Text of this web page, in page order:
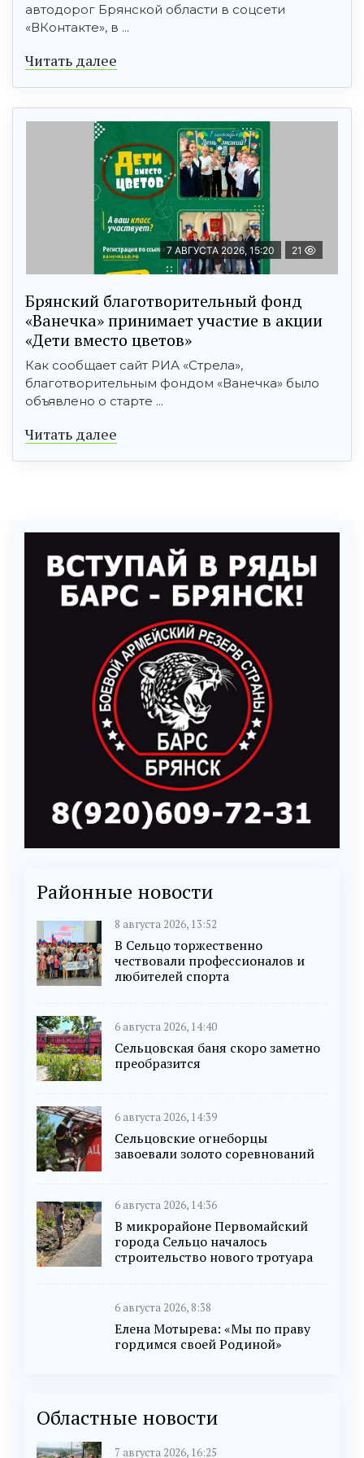
автодорог Брянской области в соцсети
«ВКонтакте», в ...
Читать далее
7 АВГУСТА 2026, 15:20 21
Брянский благотворительный фонд
«Ванечка» принимает участие в акции
«Дети вместо цветов»
Как сообщает сайт РИА «Стрела»,
благотворительным фондом «Ванечка» было
объявлено о старте ...
Читать далее
Районные новости
8 августа 2026, 13:52
В Сельцо торжественно
чествовали профессионалов и
любителей спорта
6 августа 2026, 14:40
Сельцовская баня скоро заметно
преобразится
6 августа 2026, 14:39
Сельцовские огнеборцы
завоевали золото соревнований
6 августа 2026, 14:36
В микрорайоне Первомайский
города Сельцо началось
строительство нового тротуара
6 августа 2026, 8:38
Елена Мотырева: «Мы по праву
гордимся своей Родиной»
Областные новости
7 августа 2026, 16:25